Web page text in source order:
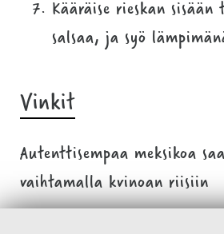
Kääräise rieskan
salsaa, ja syö
Vinkit
Autenttisempaa meksikoa
vaihtamalla kvinoan riisiin